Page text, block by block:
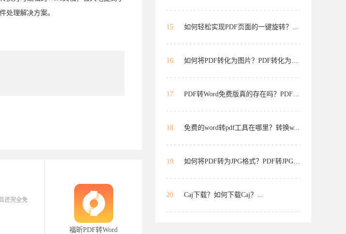
处理解决方案。
还完全免
福昕PDF转Word
15. 如何轻松实现PDF页面的一键旋转？...
16. 如何将PDF转化为图片？PDF转化为图...
17. PDF转Word免费版真的存在吗？PDF转...
18. 免费的word转pdf工具在哪里？转换w...
19. 如何将PDF转为JPG格式？PDF转JPG有...
20. Caj下载？如何下载Caj？...